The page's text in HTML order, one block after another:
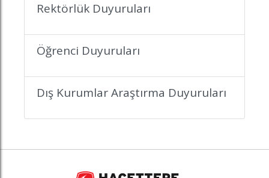
Rektörlük Duyuruları
Öğrenci Duyuruları
Dış Kurumlar Araştırma Duyuruları